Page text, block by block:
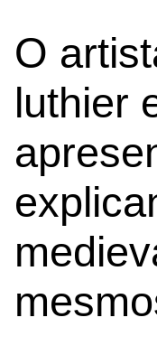
O
luthier